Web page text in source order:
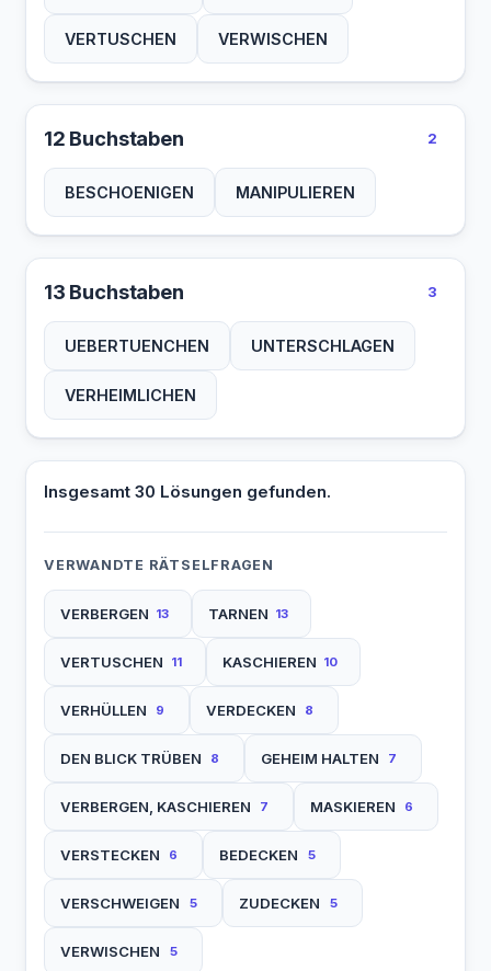
VERTUSCHEN VERWISCHEN
12 Buchstaben 2
BESCHOENIGEN MANIPULIEREN
13 Buchstaben 3
UEBERTUENCHEN UNTERSCHLAGEN
VERHEIMLICHEN
Insgesamt 30 Lösungen gefunden.
VERWANDTE RÄTSELFRAGEN
VERBERGEN 13 TARNEN 13
VERTUSCHEN 11 KASCHIEREN 10
VERHÜLLEN 9 VERDECKEN 8
DEN BLICK TRÜBEN 8 GEHEIM HALTEN 7
VERBERGEN, KASCHIEREN 7 MASKIEREN 6
VERSTECKEN 6 BEDECKEN 5
VERSCHWEIGEN 5 ZUDECKEN 5
VERWISCHEN 5